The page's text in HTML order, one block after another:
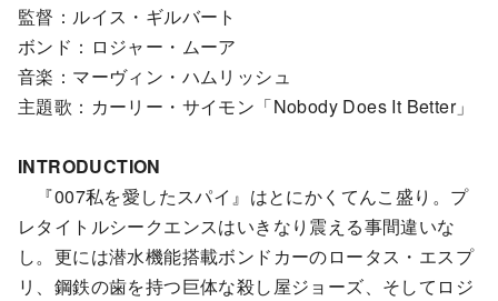
監督：ルイス・ギルバート
ボンド：ロジャー・ムーア
音楽：マーヴィン・ハムリッシュ
主題歌：カーリー・サイモン「Nobody Does It Better」
INTRODUCTION
『007私を愛したスパイ』はとにかくてんこ盛り。プ
レタイトルシークエンスはいきなり震える事間違いな
し。更には潜水機能搭載ボンドカーのロータス・エスプ
リ、鋼鉄の歯を持つ巨体な殺し屋ジョーズ、そしてロジ